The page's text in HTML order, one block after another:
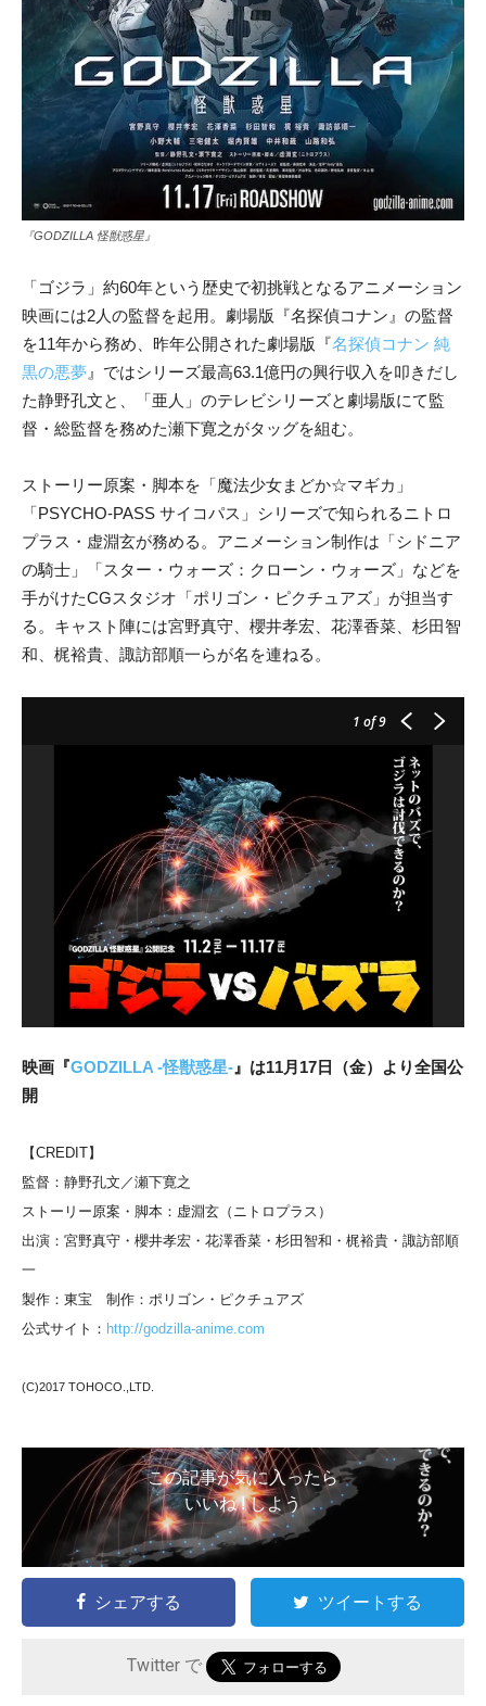
『GODZILLA 怪獣惑星』
「ゴジラ」約60年という歴史で初挑戦となるアニメーション
映画には2人の監督を起用。劇場版『名探偵コナン』の監督
を11年から務め、昨年公開された劇場版『名探偵コナン 純
黒の悪夢 』ではシリーズ最高63.1億円の興行収入を叩きだし
た静野孔文と、「亜人」のテレビシリーズと劇場版にて監
督・総監督を務めた瀬下寛之がタッグを組む。
ストーリー原案・脚本を「魔法少女まどか☆マギカ」
「PSYCHO-PASS サイコパス」シリーズで知られるニトロ
プラス・虚淵玄が務める。アニメーション制作は「シドニア
の騎士」「スター・ウォーズ：クローン・ウォーズ」などを
手がけたCGスタジオ「ポリゴン・ピクチュアズ」が担当す
る。キャスト陣には宮野真守、櫻井孝宏、花澤香菜、杉田智
和、梶裕貴、諏訪部順一らが名を連ねる。
1 of 9
映画『GODZILLA -怪獣惑星- 』は11月17日（金）より全国公
開
【CREDIT】
監督：静野孔文／瀬下寛之
ストーリー原案・脚本：虚淵玄（ニトロプラス）
出演：宮野真守・櫻井孝宏・花澤香菜・杉田智和・梶裕貴・諏訪部順
一
製作：東宝 制作：ポリゴン・ピクチュアズ
公式サイト： http://godzilla-anime.com
(C)2017 TOHOCO.,LTD.
この記事が気に入ったら
いいね ! しよう
シェアする ツイートする
Twitter で